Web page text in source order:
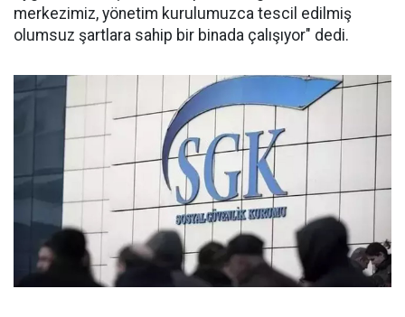
merkezimiz, yönetim kurulumuzca tescil edilmiş
olumsuz şartlara sahip bir binada çalışıyor" dedi.